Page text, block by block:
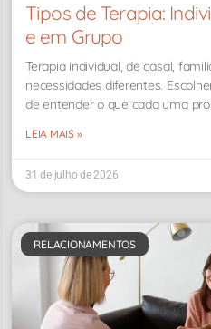
Tipos de Terapia:
e em Grupo
Terapia individual, de casal,
necessidades diferentes.
de entender o que cada uma
LEIA MAIS »
31 de julho de 2026
RELACIONAMENTOS